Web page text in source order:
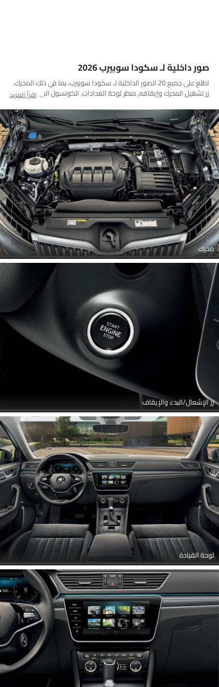
صور داخلية لـ سكودا سوبيرب 2026
اطلع على جميع 20 الصور الداخلية لـ سكودا سوبيرب، بما في ذلك المحرك,
زر تشغيل المحرك وإيقافه, منظر لوحة العدادات, الكونسول المركزي, منظر
الدوران, منظر الوسائد الهوائية, مقاعد قابلة للطي, المقاعد الأمامية,
أدوات ضبط المقعد, الفاصل الأمامي الأوسط, حاملات الأكواب, منفذ
ملحقات الطاقة, مغير السرعات, التحكم الخلفي في المكيف, مسند الذراع
الخلفي, منظر مكبرات الصوت
اقرأ المزيد
محرك
زر الإشعال/البدء والإيقاف
لوحة القيادة